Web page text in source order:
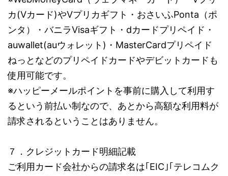
カ(Vカード)やVプリカギフト・おさいふPonta（ポ
ンタ）・バニラVisaギフト・dカードプリペイド・
auwallet(auウォレット)・MasterCardプリペイド
ねっとなどのプリペイドカードやデビットカードも
使用可能です。
※ハッピーメールポイントを事前に購入して利用す
るという前払い制なので、あとから高額な利用料が
請求されるということはありません。
７．クレジットカード明細記載
ご利用カード会社からの請求名は｢EIC｣｢テレコムク